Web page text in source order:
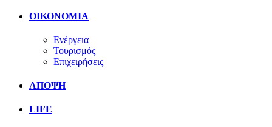
ΟΙΚΟΝΟΜΙΑ
Ενέργεια
Τουρισμός
Επιχειρήσεις
ΑΠΟΨΗ
LIFE